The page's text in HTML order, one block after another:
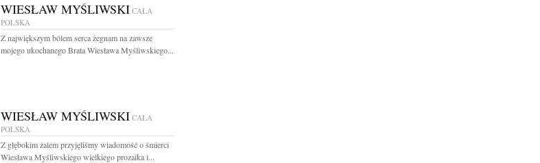
WIESŁAW MYŚLIWSKI CAŁA
POLSKA
Z największym bólem serca żegnam na zawsze
mojego ukochanego Brata Wiesława Myśliwskiego...
WIESŁAW MYŚLIWSKI CAŁA
POLSKA
Z głębokim żalem przyjęliśmy wiadomość o śmierci
Wiesława Myśliwskiego wielkiego prozaika i...